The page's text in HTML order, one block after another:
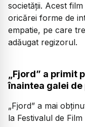
societăţii. Acest
oricărei forme de
empatie, pe care
adăugat regizorul.
„Fjord” a primit
înaintea galei
„Fjord” a mai
la Festivalul de